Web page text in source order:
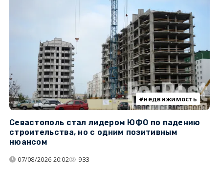
недвижимость
Севастополь стал лидером ЮФО по падению
строительства, но с одним позитивным
нюансом
07/08/2026 20:02 933